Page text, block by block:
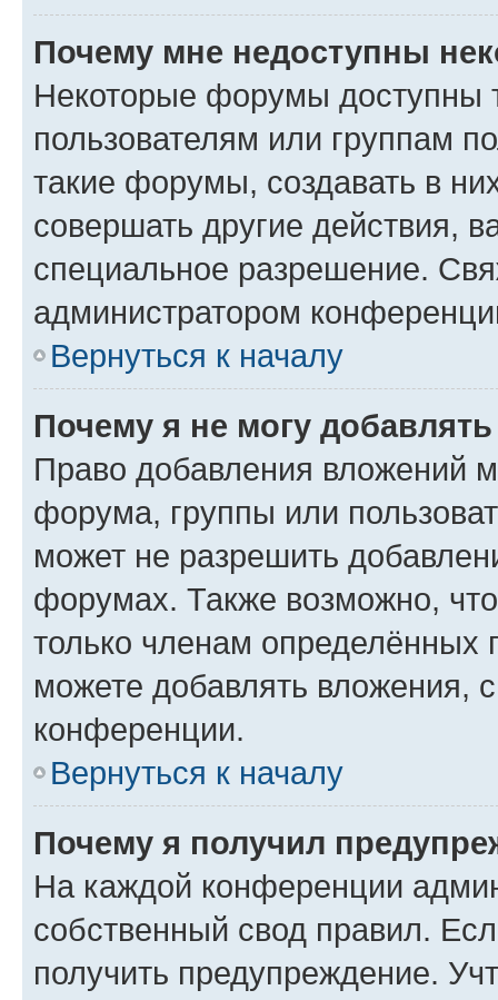
Почему мне недоступны
Некоторые форумы доступны
пользователям или группам
такие форумы, создавать в
совершать другие действия,
специальное разрешение.
администратором
Вернуться к началу
Почему я не могу
Право добавления вложений
форума, группы или
может не разрешить
форумах. Также возможно,
только членам определённых
можете добавлять вложения,
конференции.
Вернуться к началу
Почему я получил
На каждой конференции
собственный свод правил.
получить предупреждение.